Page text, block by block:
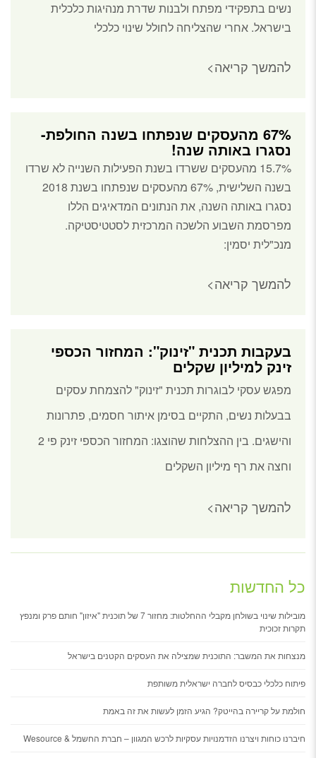
נשים בתפקידי מפתח ולבנות שדרת מנהיגות כלכלית
בישראל. אחרי שהצליחה לחולל שינוי כלכלי
להמשך קריאה>
67% מהעסקים שנפתחו בשנה החולפת-
נסגרו באותה שנה!
15.7% מהעסקים ששרדו בשנת הפעילות השנייה לא שרדו
בשנה השלישית, 67% מהעסקים שנפתחו בשנת 2018
נסגרו באותה השנה, את הנתונים המדאיגים הללו
מפרסמת השבוע הלשכה המרכזית לסטטיסטיקה.
מנכ"לית יסמין:
להמשך קריאה>
בעקבות תכנית "זינוק": המחזור הכספי
זינק למיליון שקלים
מפגש עסקי לבוגרות תכנית "זינוק" להצמחת עסקים
בבעלות נשים, התקיים בסימן איתור חסמים, פתרונות
והישגים. בין ההצלחות שהוצגו: המחזור הכספי זינק פי 2
וחצה את רף מיליון השקלים
להמשך קריאה>
כל החדשות
מובילות שינוי בשולחן מקבלי ההחלטות: מחזור 7 של תוכנית "איזון" חותם פרק ומנפץ
תקרות זכוכית
​מנצחות את המשבר: התוכנית שמצילה את העסקים הקטנים בישראל
פיתוח כלכלי כבסיס לחברה ישראלית משותפת
חולמת על קריירה בהייטק? הגיע הזמן לעשות את זה באמת
חיברנו כוחות ויצרנו הזדמנויות עסקיות לרכש המגוון – חברת החשמל & Wesource